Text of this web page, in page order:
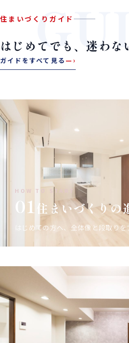
住まいづくりガイド
はじめてでも、迷わな
ガイドをすべて見る —›
HOW TO START
01 住まいづくりの
はじめての方へ、全体像と段取りを